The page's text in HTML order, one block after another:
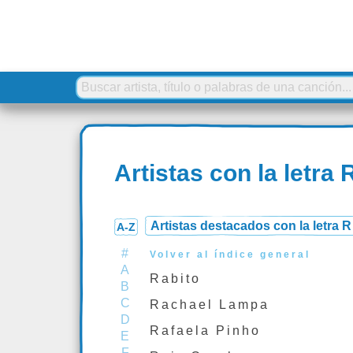
Artistas con la letra
A-Z
#
A
B
C
D
E
Artistas destacados con la letra R
Volver al índice general
Rabito
Rachael Lampa
Rafaela Pinho